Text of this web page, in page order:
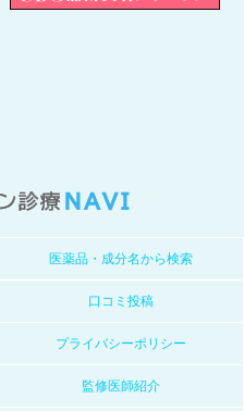
医薬品・成分名から検索
口コミ投稿
プライバシーポリシー
監修医師紹介